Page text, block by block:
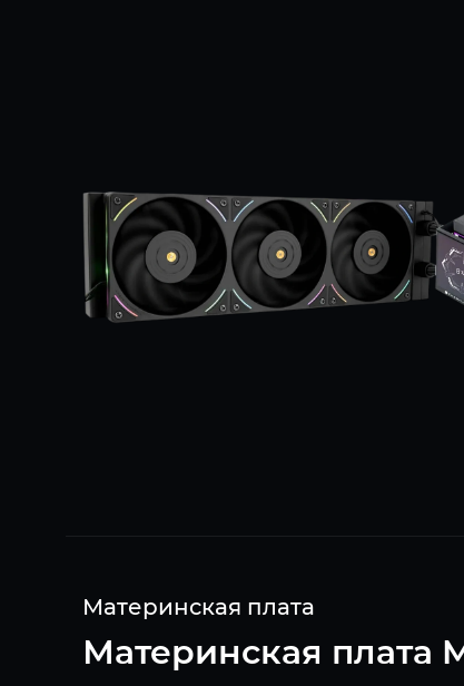
Материнская плата
Материнская плата